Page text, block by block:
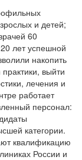
и детей;
60
лет успешной
накопить
выйти
лечения и
работает
персонал:
категории.
квалификацию
России и